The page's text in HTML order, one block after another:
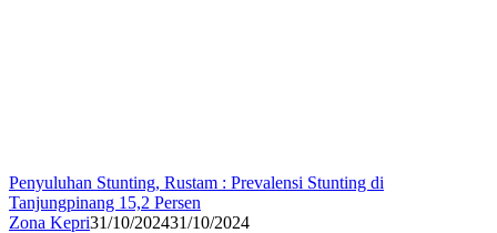
Penyuluhan Stunting, Rustam : Prevalensi Stunting di
Tanjungpinang 15,2 Persen
Zona Kepri31/10/202431/10/2024